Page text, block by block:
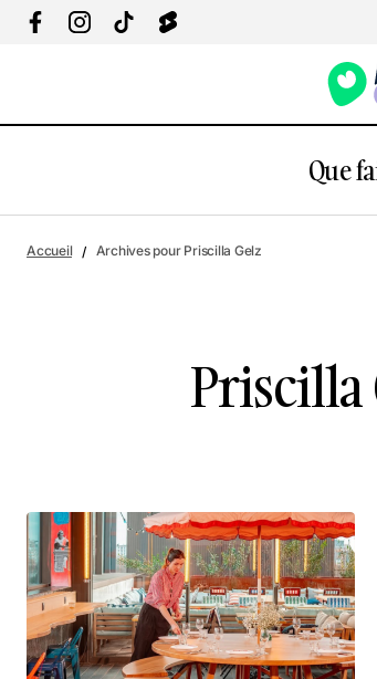
Que
Accueil Archives pour Priscilla Gelz
Priscilla